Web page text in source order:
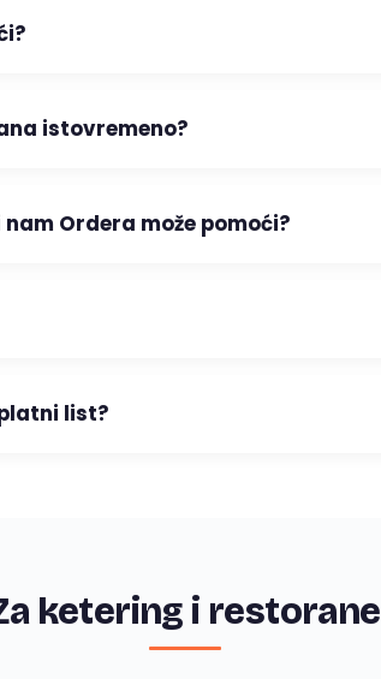
istovremeno?
Ordera može pomoći?
list?
ketering i restorane